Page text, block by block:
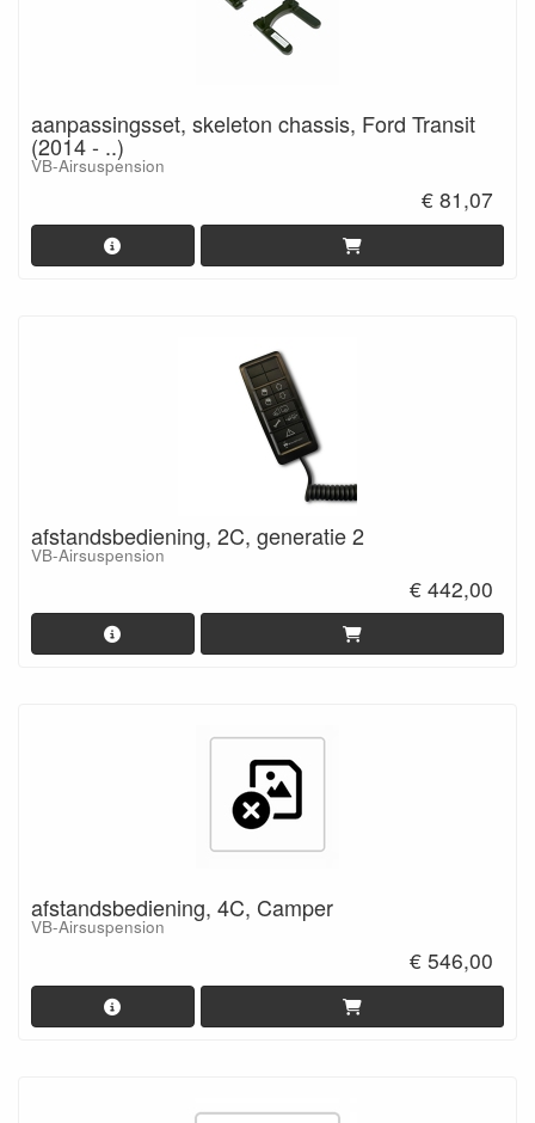
aanpassingsset, skeleton chassis, Ford Transit
(2014 - ..)
VB-Airsuspension
€ 81,07
afstandsbediening, 2C, generatie 2
VB-Airsuspension
€ 442,00
afstandsbediening, 4C, Camper
VB-Airsuspension
€ 546,00